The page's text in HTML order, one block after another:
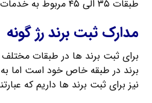
طبقات ۳۵ الی ۴۵ مربوط به خدمات است.
مدارک ثبت برند رژ گونه
برای ثبت برند ها در طبقات مختلف
برند در طبقه خاص خود است اما
نیز برای ثبت برند ها داریم که